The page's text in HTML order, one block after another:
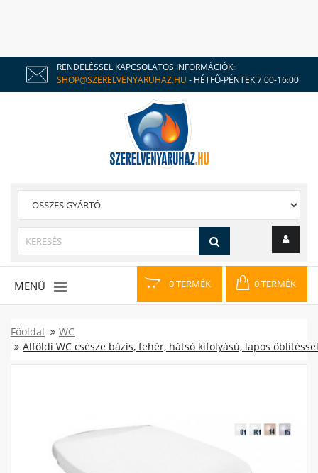
RENDELÉSSEL KAPCSOLATOS INFORMÁCIÓK:
SHOP@SZERELVENYARUHAZ.HU - HÉTFŐ-PÉNTEK 7:00-16:00
0 TERMÉK 0 TERMÉK
MENÜ
Főoldal
WC
Alföldi WC csésze bázis, fehér, hátsó kifolyású, lapos öblítéssel